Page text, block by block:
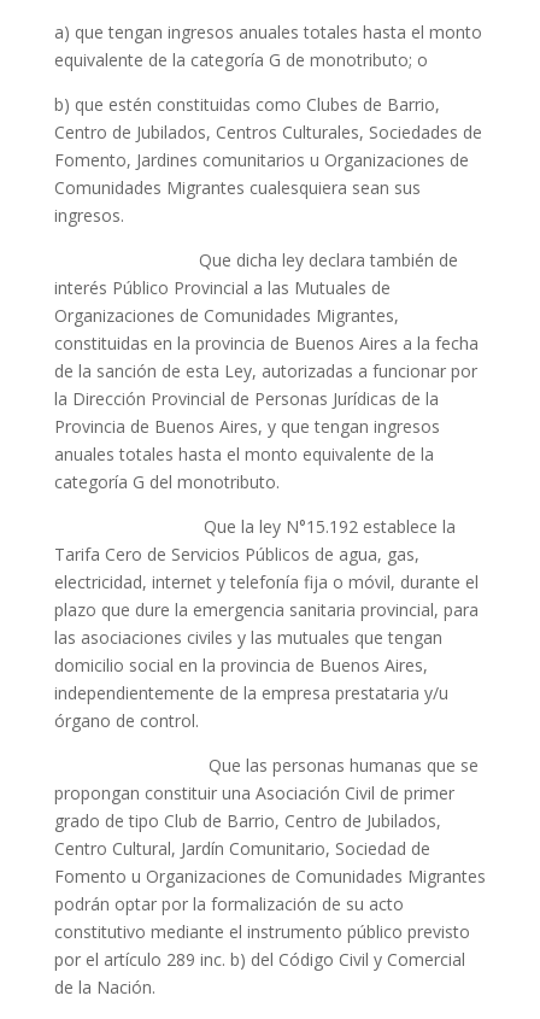
a) que tengan ingresos anuales totales hasta el monto
equivalente de la categoría G de monotributo; o
b) que estén constituidas como Clubes de Barrio,
Centro de Jubilados, Centros Culturales, Sociedades de
Fomento, Jardines comunitarios u Organizaciones de
Comunidades Migrantes cualesquiera sean sus
ingresos.
Que dicha ley declara también de
interés Público Provincial a las Mutuales de
Organizaciones de Comunidades Migrantes,
constituidas en la provincia de Buenos Aires a la fecha
de la sanción de esta Ley, autorizadas a funcionar por
la Dirección Provincial de Personas Jurídicas de la
Provincia de Buenos Aires, y que tengan ingresos
anuales totales hasta el monto equivalente de la
categoría G del monotributo.
Que la ley N°15.192 establece la
Tarifa Cero de Servicios Públicos de agua, gas,
electricidad, internet y telefonía fija o móvil, durante el
plazo que dure la emergencia sanitaria provincial, para
las asociaciones civiles y las mutuales que tengan
domicilio social en la provincia de Buenos Aires,
independientemente de la empresa prestataria y/u
órgano de control.
Que las personas humanas que se
propongan constituir una Asociación Civil de primer
grado de tipo Club de Barrio, Centro de Jubilados,
Centro Cultural, Jardín Comunitario, Sociedad de
Fomento u Organizaciones de Comunidades Migrantes
podrán optar por la formalización de su acto
constitutivo mediante el instrumento público previsto
por el artículo 289 inc. b) del Código Civil y Comercial
de la Nación.